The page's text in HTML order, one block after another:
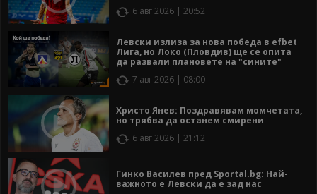
6 авг 2026 | 20:52
Левски излиза за нова победа в efbet
Лига, но Локо (Пловдив) ще се опита
да развали плановете на "сините"
7 авг 2026 | 08:00
Христо Янев: Поздравявам момчетата,
но трябва да останем смирени
6 авг 2026 | 21:12
Гинко Василев пред Sportal.bg: Най-
важното е Левски да е зад нас